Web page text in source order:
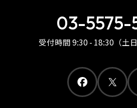
03-5575-
受付時間 9:30 - 18:30（土